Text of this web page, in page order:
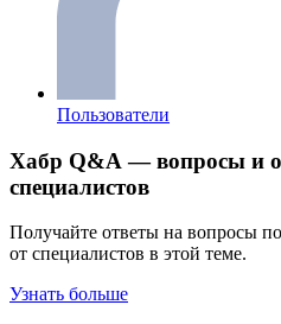
Пользователи
Хабр Q&A — вопросы и
специалистов
Получайте ответы на вопросы
от специалистов в этой теме.
Узнать больше